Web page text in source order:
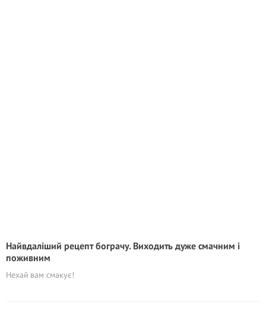
Найвдаліший рецепт бограчу. Виходить дуже смачним і
поживним
Нехай вам смакує!